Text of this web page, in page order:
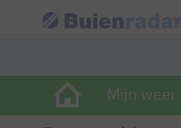
Mijn weer